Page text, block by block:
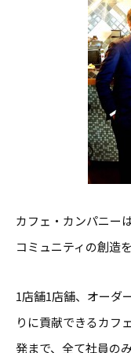
カフェ・カンパニー
コミュニティの創造
1店舗1店舗、オーダ
りに貢献できるカフ
発まで、全て社員の